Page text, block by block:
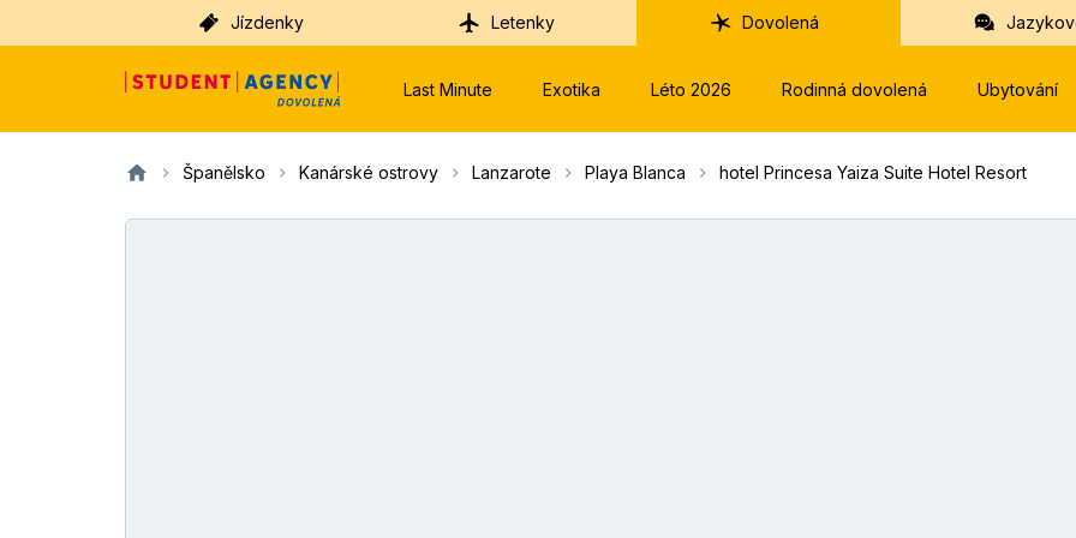
Jízdenky Letenky Dovolená
Last Minute Exotika Léto 2026 Rodinná dovolená Ubytování
Španělsko Kanárské ostrovy Lanzarote Playa Blanca hotel Princesa Yaiza Suite Hotel Resort